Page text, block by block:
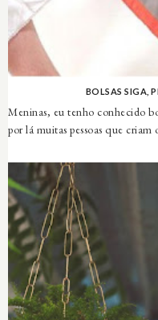
BOLSAS SIGA,
Meninas, eu tenho conhecido
por lá muitas pessoas que criam